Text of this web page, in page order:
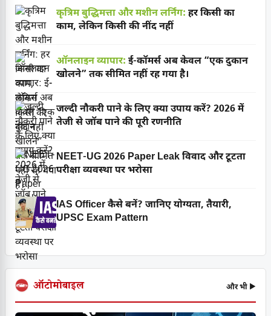
कृत्रिम बुद्धिमत्ता और मशीन लर्निंग: हर किसी का
काम, लेकिन किसी की नींद नहीं
ऑनलाइन व्यापार: ई-कॉमर्स अब केवल “एक दुकान
खोलने” तक सीमित नहीं रह गया है।
जल्दी नौकरी पाने के लिए क्या उपाय करें? 2026 में
तेजी से जॉब पाने की पूरी रणनीति
NEET-UG 2026 Paper Leak विवाद और टूटता
परीक्षा व्यवस्था पर भरोसा
IAS Officer कैसे बनें? जानिए योग्यता, तैयारी,
UPSC Exam Pattern
ऑटोमोबाइल और भी ▶